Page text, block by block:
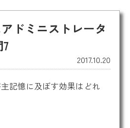
ドミニストレータ
2017.10.20
記憶に及ぼす効果はどれ